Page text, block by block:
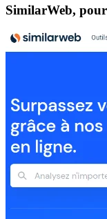
SimilarWeb,